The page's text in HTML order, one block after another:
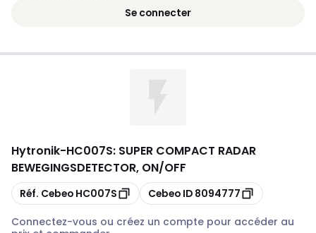
Se connecter
Hytronik-HC007S: SUPER COMPACT RADAR
BEWEGINGSDETECTOR, ON/OFF
Copier
Réf. Cebeo HC007S Copier
Cebeo ID 8094777
Connectez-vous ou créez un compte pour accéder au